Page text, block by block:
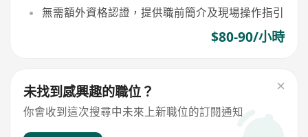
無需額外資格認證，提供職前簡介及現場操作指引
$80-90/小時
未找到感興趣的職位？
你會收到這次搜尋中未來上新職位的訂閱通知